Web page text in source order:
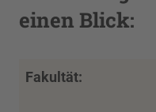
einen Blick:
Fakultät: